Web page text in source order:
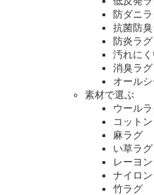
防ダニ
抗菌防
防炎ラグ
汚れに
消臭ラグ
オール
素材で選ぶ
ウール
コット
麻ラグ
い草ラグ
レーヨ
ナイロ
竹ラグ